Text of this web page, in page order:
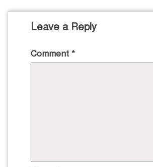
Leave a Reply
Comment *